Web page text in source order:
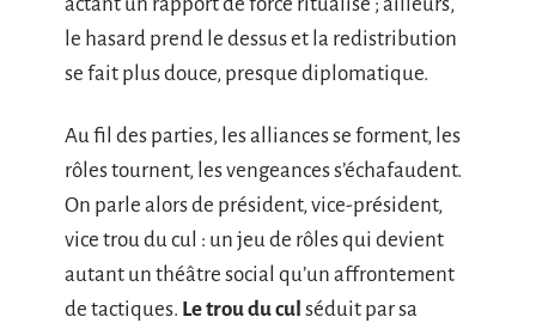
le hasard prend le dessus et la redistribution
se fait plus douce, presque diplomatique.
Au fil des parties, les alliances se forment, les
rôles tournent, les vengeances s’échafaudent.
On parle alors de président, vice-président,
vice trou du cul : un jeu de rôles qui devient
autant un théâtre social qu’un affrontement
de tactiques. Le trou du cul séduit par sa